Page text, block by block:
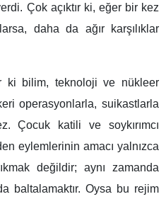
Çok açıktır ki, eğer bir kez
daha da ağır karşılıklar
ki bilim, teknoloji ve nükleer
operasyonlarla, suikastlarla
Çocuk katili ve soykırımcı
eylemlerinin amacı yalnızca
değildir; aynı zamanda
baltalamaktır. Oysa bu rejim